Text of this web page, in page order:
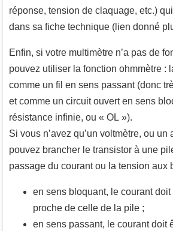
réponse, tension de claquage, etc.)
dans sa fiche technique (lien donné
Enfin, si votre multimètre n’a pas de
pouvez utiliser la fonction ohmmètre :
comme un fil en sens passant (donc
et comme un circuit ouvert en sens
résistance infinie, ou « OL »).
Si vous n’avez qu’un voltmètre, ou un
pouvez brancher le transistor à une
passage du courant ou la tension aux
en sens bloquant, le courant
proche de celle de la pile ;
en sens passant, le courant doit